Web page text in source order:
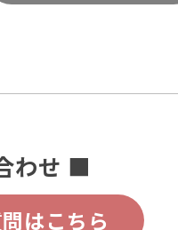
わせ ■
はこちら